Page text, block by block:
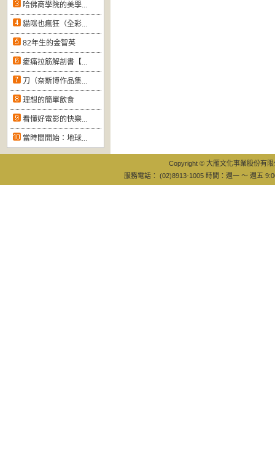
哈佛商學院的美學...
貓咪也瘋狂（全彩...
82年生的金智英
痠痛拉筋解剖書【...
刀（奈斯博作品集...
理想的簡單飲食
看懂好電影的快樂...
當時間開始：地球...
Copyright © 大雁文化事業股份有
服務電話： (02)8913-1005 時間：週一 ～ 週五